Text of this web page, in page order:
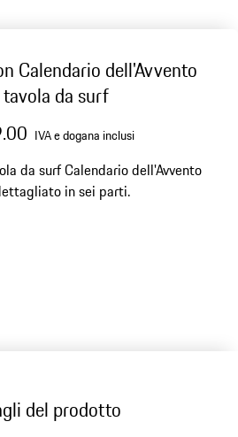
Calendario dell'Avvento
da surf
IVA e dogana inclusi
da surf Calendario dell'Avvento
in sei parti.
del prodotto